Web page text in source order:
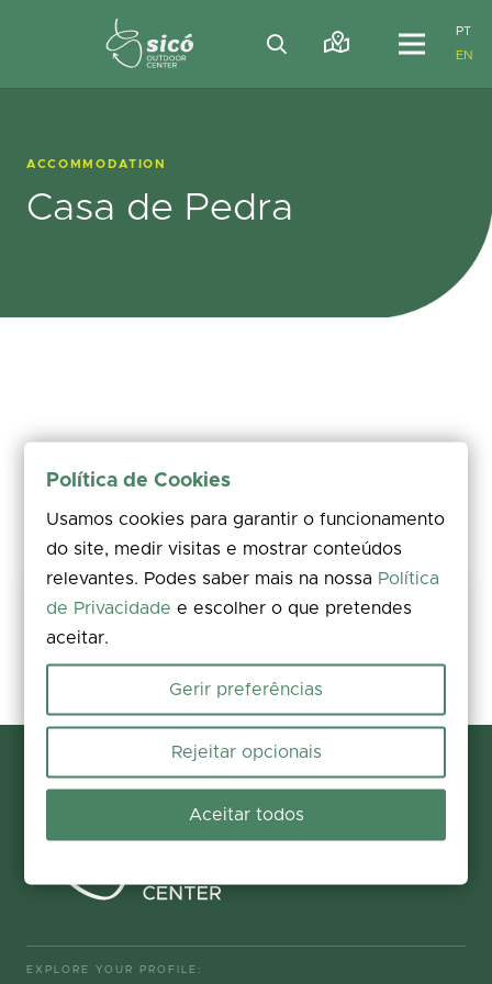
PT
EN
ACCOMMODATION
Casa de Pedra
Share your experience
Rate, leave a comment, and add photos. Your feedback improves the
EXPLORE YOUR PROFILE:
Política de Cookies
Usamos cookies para garantir o funcionamento
do site, medir visitas e mostrar conteúdos
relevantes. Podes saber mais na nossa Política
de Privacidade e escolher o que pretendes
aceitar.
Gerir preferências
Rejeitar opcionais
Aceitar todos